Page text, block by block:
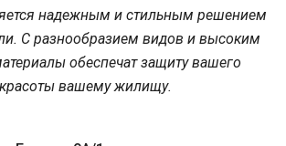
надежным и стильным решением
С разнообразием видов и высоким
обеспечат защиту вашего
вашему жилищу.